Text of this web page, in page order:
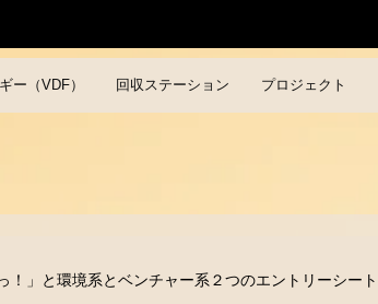
ー（VDF） 回収ステーション プロジェクト
」と環境系とベンチャー系２つのエントリーシート